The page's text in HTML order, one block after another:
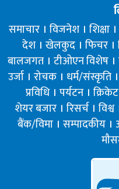
समाचार विजनेश शिक्षा
देश खेलकुद फिचर
बालजगत टीओएन विशेष
उर्जा रोचक धर्म/संस्कृति
प्रविधि पर्यटन क्रिकेट
शेयर बजार रिसर्च विश्व
बैंक/विमा सम्पादकीय